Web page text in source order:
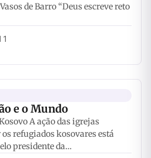
de Barro “Deus escreve reto
e o Mundo
A ação das igrejas
refugiados kosovares está
presidente da…